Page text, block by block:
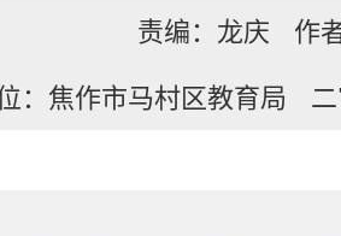
责编：龙庆
作
：焦作市马村区教育局